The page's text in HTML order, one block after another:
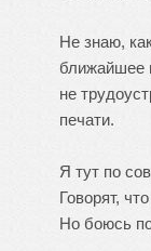
Не знаю,
ближайшее
не
печати.
Я тут по
Говорят,
Но боюсь